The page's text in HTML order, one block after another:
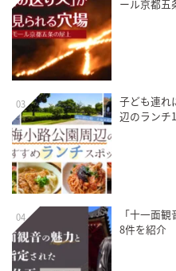
ール京都五
03
子ども連れ
辺のランチ
04
「十一面
8件を紹介